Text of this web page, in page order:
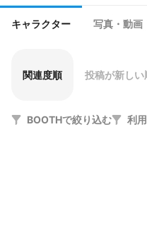
キャラクター 写真・動画
関連度順 投稿が新しい
BOOTHで絞り込む 利